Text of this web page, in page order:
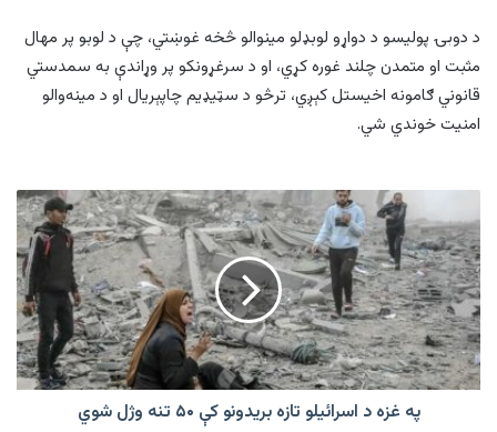
د دوبۍ پولیسو د دواړو لوبډلو مینوالو څخه غوښتي، چې د لوبو پر مهال
مثبت او متمدن چلند غوره کړي، او د سرغړونکو پر وړاندې به سمدستي
قانوني ګامونه اخیستل کېږي، ترڅو د سټیډیم چاپېریال او د مینه‌والو
امنیت خوندي شي.
غزه
د
اسرائیلو
تازه
بریدونو
کې
۵۰
تنه
په غزه د اسرائیلو تازه بریدونو کې ۵۰ تنه وژل شوي